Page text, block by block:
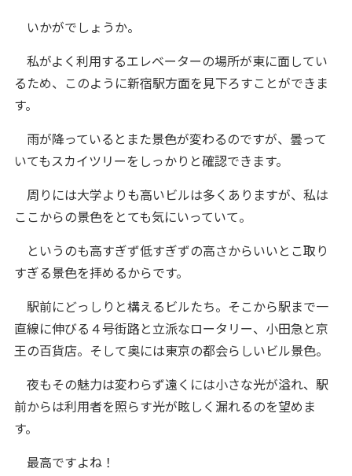
いかがでしょうか。
私がよく利用するエレベーターの場所が東に面してい
るため、このように新宿駅方面を見下ろすことができま
す。
雨が降っているとまた景色が変わるのですが、曇って
いてもスカイツリーをしっかりと確認できます。
周りには大学よりも高いビルは多くありますが、私は
ここからの景色をとても気にいっていて。
というのも高すぎず低すぎずの高さからいいとこ取り
すぎる景色を拝めるからです。
駅前にどっしりと構えるビルたち。そこから駅まで一
直線に伸びる４号街路と立派なロータリー、小田急と京
王の百貨店。そして奥には東京の都会らしいビル景色。
夜もその魅力は変わらず遠くには小さな光が溢れ、駅
前からは利用者を照らす光が眩しく漏れるのを望めま
す。
最高ですよね！